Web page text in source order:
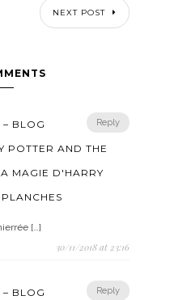
NEXT POST
Reply
– BLOG
POTTER AND THE
MAGIE D'HARRY
[…]
30/11/2018 at 23:16
Reply
– BLOG